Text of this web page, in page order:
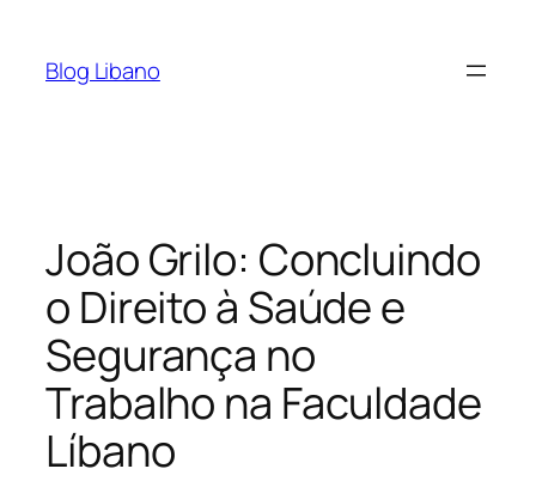
Blog Libano
João Grilo: Concluindo
o Direito à Saúde e
Segurança no
Trabalho na Faculdade
Líbano